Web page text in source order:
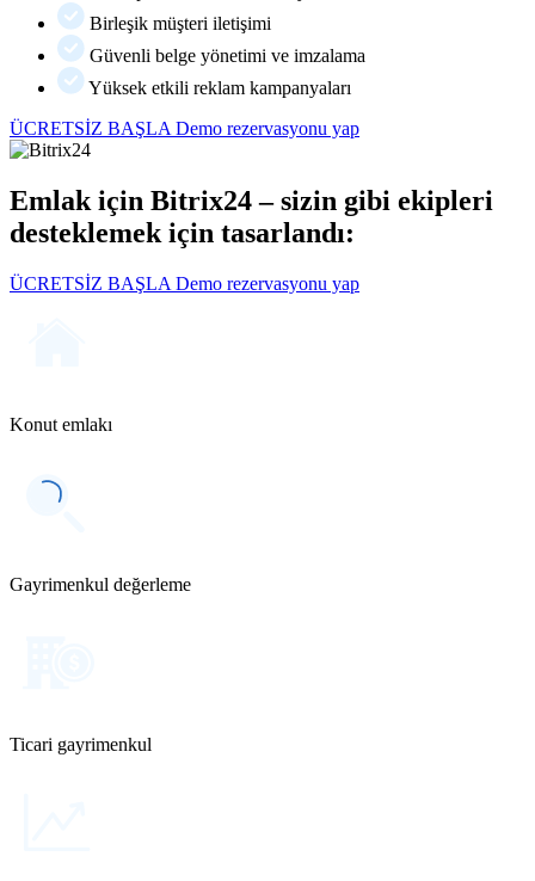
Birleşik müşteri iletişimi
Güvenli belge yönetimi ve imzalama
Yüksek etkili reklam kampanyaları
ÜCRETSİZ BAŞLADemo rezervasyonu yap
Emlak için Bitrix24 – sizin gibi ekipleri
desteklemek için tasarlandı:
ÜCRETSİZ BAŞLA Demo rezervasyonu yap
Konut emlakı
Gayrimenkul değerleme
Ticari gayrimenkul